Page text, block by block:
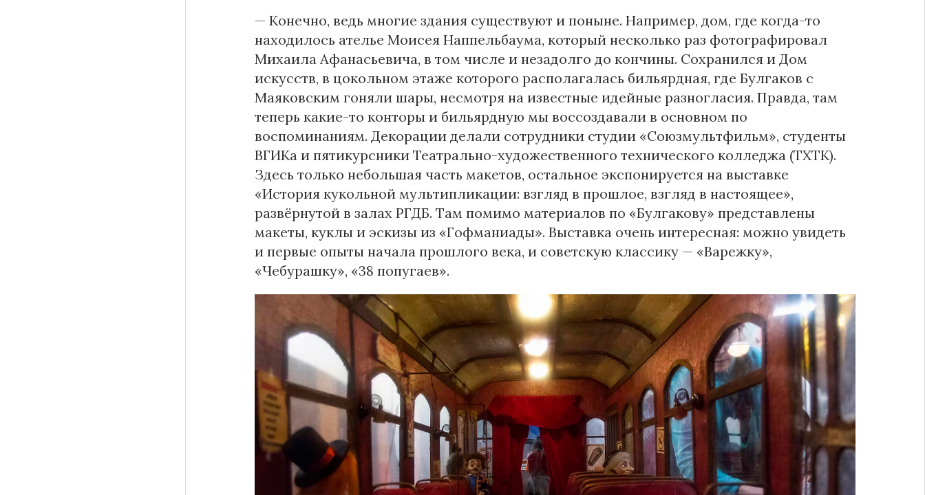
— Конечно, ведь многие здания существуют и поныне. Например, дом, где когда-то
находилось ателье Моисея Наппельбаума, который несколько раз фотографировал
Михаила Афанасьевича, в том числе и незадолго до кончины. Сохранился и Дом
искусств, в цокольном этаже которого располагалась бильярдная, где Булгаков с
Маяковским гоняли шары, несмотря на известные идейные разногласия. Правда, там
теперь какие-то конторы и бильярдную мы воссоздавали в основном по
воспоминаниям. Декорации делали сотрудники студии «Союзмультфильм», студенты
ВГИКа и пятикурсники Театрально-художественного технического колледжа (ТХТК).
Здесь только небольшая часть макетов, остальное экспонируется на выставке
«История кукольной мультипликации: взгляд в прошлое, взгляд в настоящее»,
развёрнутой в залах РГДБ. Там помимо материалов по «Булгакову» представлены
макеты, куклы и эскизы из «Гофманиады». Выставка очень интересная: можно увидеть
и первые опыты начала прошлого века, и советскую классику — «Варежку»,
«Чебурашку», «38 попугаев».